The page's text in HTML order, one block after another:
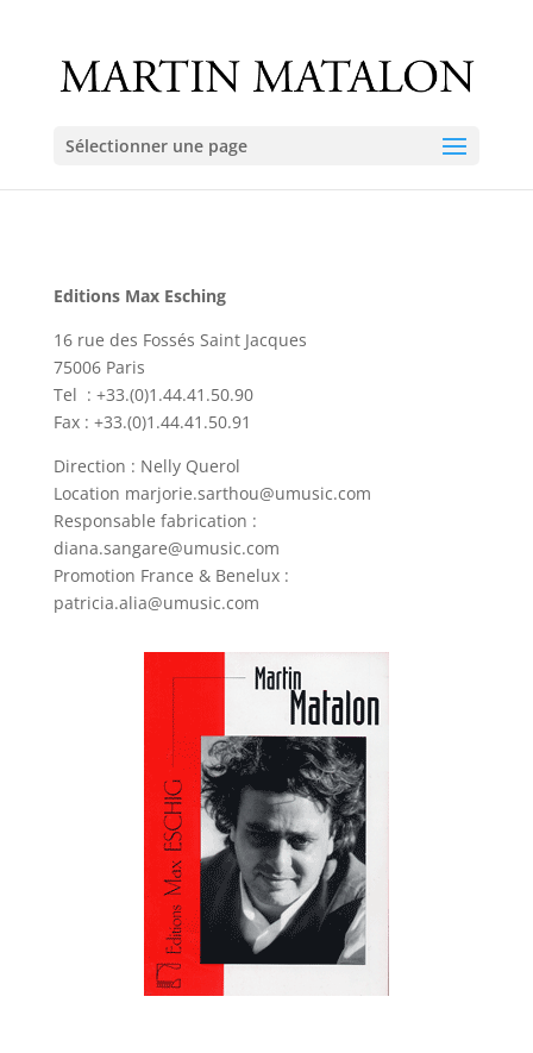
Sélectionner une page
Editions Max Esching
16 rue des Fossés Saint Jacques
75006 Paris
Tel : +33.(0)1.44.41.50.90
Fax : +33.(0)1.44.41.50.91
Direction : Nelly Querol
Location marjorie.sarthou@umusic.com
Responsable fabrication :
diana.sangare@umusic.com
Promotion France & Benelux :
patricia.alia@umusic.com